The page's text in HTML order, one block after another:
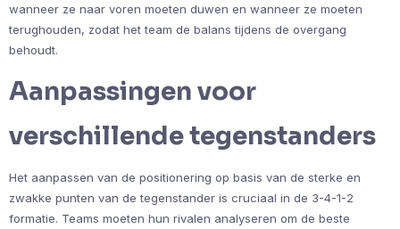
wanneer ze naar voren moeten duwen en wanneer ze moeten
terughouden, zodat het team de balans tijdens de overgang
behoudt.
Aanpassingen voor
verschillende tegenstanders
Het aanpassen van de positionering op basis van de sterke en
zwakke punten van de tegenstander is cruciaal in de 3-4-1-2
formatie. Teams moeten hun rivalen analyseren om de beste